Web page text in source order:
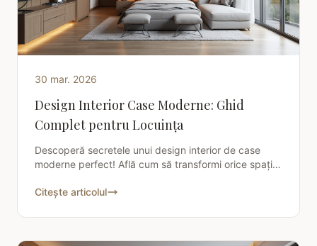
30 mar. 2026
Design Interior Case Moderne: Ghid
Complet pentru Locuința
Descoperă secretele unui design interior de case
moderne perfect! Află cum să transformi orice spațiu
Deco.
Citește articolul